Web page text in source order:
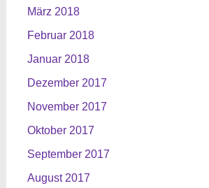
März 2018
Februar 2018
Januar 2018
Dezember 2017
November 2017
Oktober 2017
September 2017
August 2017